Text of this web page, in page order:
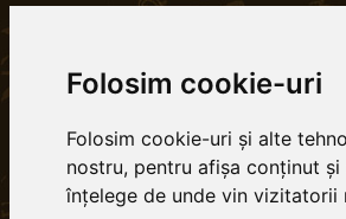
Folosim cookie-uri
Folosim cookie-uri și alte
nostru, pentru afișa conținut
înțelege de unde vin vizitatorii